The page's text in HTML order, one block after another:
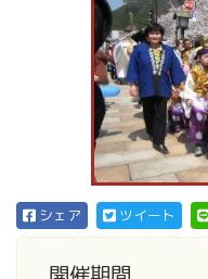
シェア ツイート